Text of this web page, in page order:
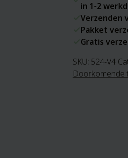
in 1-2
Verzenden
Pakket
Gratis
SKU: 524-V4
Doorkomende